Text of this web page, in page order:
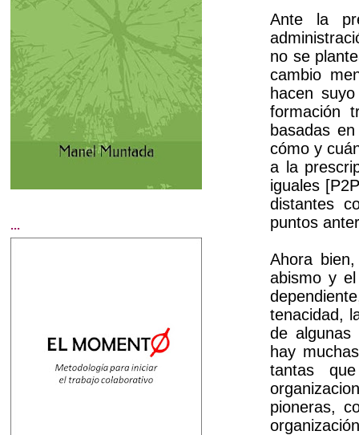
Ante la
no se
cambio
hacen
formación
basadas
cómo y
a la
iguales
distantes
puntos
Ahora
abismo y
tenacidad,
de algunas
hay
tantas
pioneras,
...